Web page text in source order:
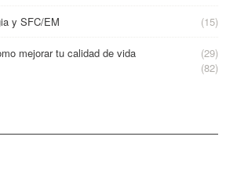
y SFC/EM (15)
mejorar tu calidad de vida
(29)
(82)